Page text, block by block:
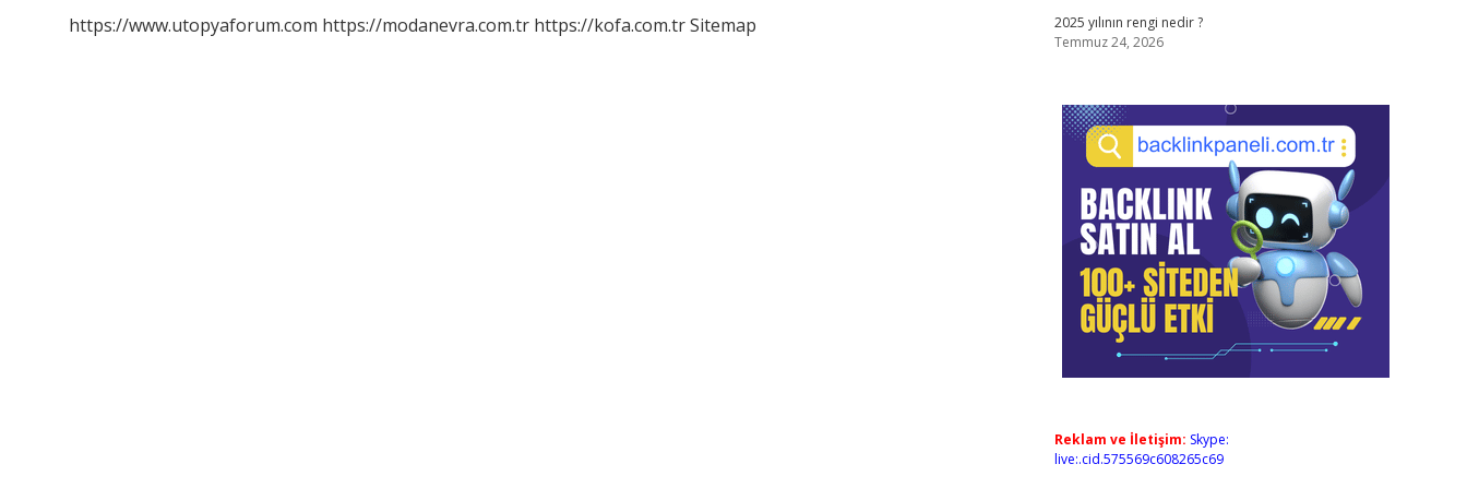
https://www.utopyaforum.com https://modanevra.com.tr https://kofa.com.trSitemap
2025 yılının rengi nedir ?
Temmuz 24, 2026
Reklam ve İletişim: Skype:
live:.cid.575569c608265c69